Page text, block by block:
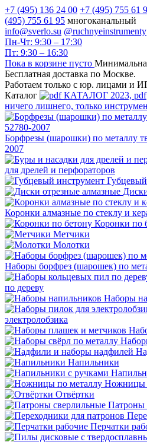
+7 (495) 136 24 00 +7 (495) 755 61
(495) 755 61 95 многоканальный
info@sverlo.su @ruchnyeinstrumenty
Пн-Чт: 9:30 – 17:30
Пт: 9:30 – 16:30
Пока в корзине пусто
Бесплатная доставка по Москве.
Работаем только с юр. лицами и
Каталог
КАТАЛОГ 2023, рdf
ничего лишнего, только
Борфрезы (шарошки) по металлу
2007
для дрелей и перфораторов
Коронки алмазные по стеклу и
Коронки по
Метчики
Молотки
Наборы борфрез (шарошек) по
по дереву
Наборы
электролобзика
Напильники
Ножницы
Отвёртки
Патроны
Перчатки